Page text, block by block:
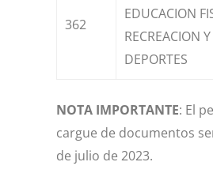
362
EDUCACION
RECREACION Y
DEPORTES
NOTA IMPORTANTE: El
cargue de documentos
de julio de 2023.